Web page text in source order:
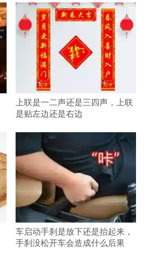
上联是一二声还是三四声，上联
是贴左边还是右边
车启动手刹是放下还是抬起来，
手刹没松开车会造成什么后果